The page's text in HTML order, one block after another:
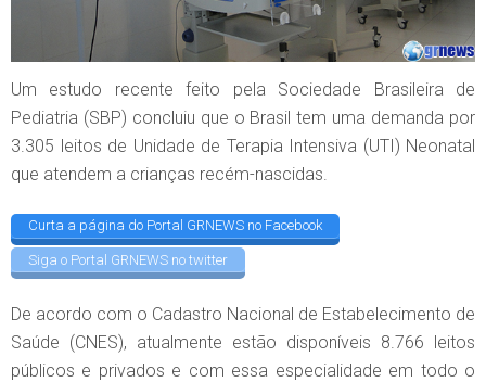
Um estudo recente feito pela Sociedade Brasileira de
Pediatria (SBP) concluiu que o Brasil tem uma demanda por
3.305 leitos de Unidade de Terapia Intensiva (UTI) Neonatal
que atendem a crianças recém-nascidas.
Curta a página do Portal GRNEWS no Facebook
Siga o Portal GRNEWS no twitter
De acordo com o Cadastro Nacional de Estabelecimento de
Saúde (CNES), atualmente estão disponíveis 8.766 leitos
públicos e privados e com essa especialidade em todo o